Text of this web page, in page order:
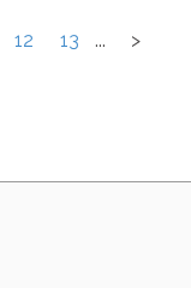
12 13 ... >